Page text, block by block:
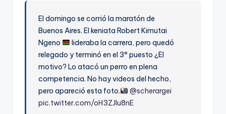
El domingo se corrió la maratón de
Buenos Aires. El keniata Robert Kimutai
Ngeno
lideraba la carrera, pero quedó
relegado y terminó en el 3° puesto ¿El
motivo? Lo atacó un perro en plena
competencia. No hay videos del hecho,
pero apareció esta foto.
@scherargei
pic.twitter.com/oH3ZJIu8nE